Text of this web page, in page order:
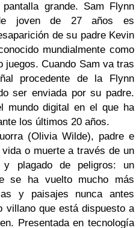
grande. Sam Flynn
joven de 27 años es
de su padre Kevin
mundialmente como
juegos. Cuando Sam va tras
procedente de la Flynn
ser enviada por su padre.
mundo digital en el que ha
los últimos 20 años.
(Olivia Wilde), padre e
o muerte a través de un
y plagado de peligros: un
se ha vuelto mucho más
y paisajes nunca antes
villano que está dispuesto a
Presentada en tecnología